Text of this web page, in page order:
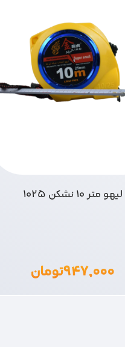
لیهو متر 10 نشکن 1025
۹۴۷,۰۰۰تومان